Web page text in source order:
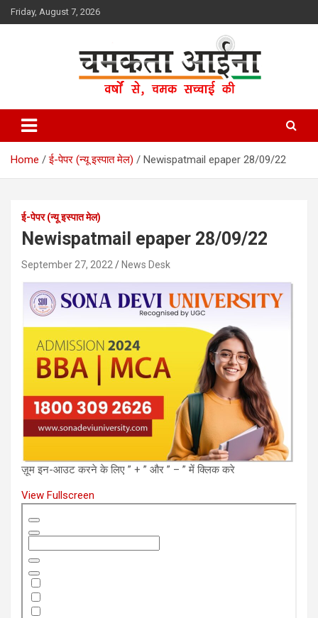
Skip
to
Friday, August 7, 2026
Chamakta Aina
Home ई-पेपर (न्यू इस्पात मेल) Newispatmail epaper 28/09/22
ई-पेपर (न्यू इस्पात मेल)
Newispatmail epaper 28/09/22
September 27, 2022 News Desk
ज़ूम इन-आउट करने के लिए ” + ” और ” – ” में क्लिक करे
View Fullscreen
to
PDF
content